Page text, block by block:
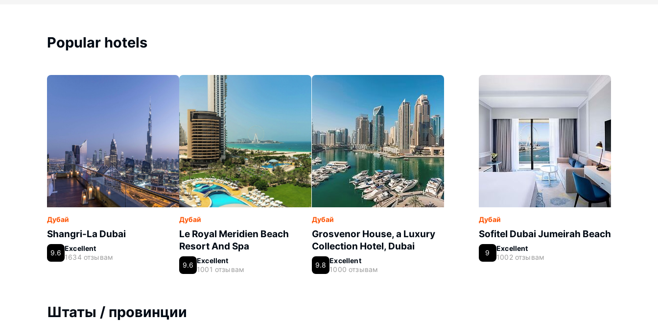
Popular hotels
Дубай
Shangri-La Dubai
9.6
Excellent
1634 отзывам
Дубай
Le Royal Meridien Beach
Resort And Spa
9.6
Excellent
1001 отзывам
Дубай
Grosvenor House, a Luxury
Collection Hotel, Dubai
9.8
Excellent
1000 отзывам
Дубай
Sofitel Dubai Jumeirah Beach
9
Excellent
1002 отзывам
Штаты / провинции